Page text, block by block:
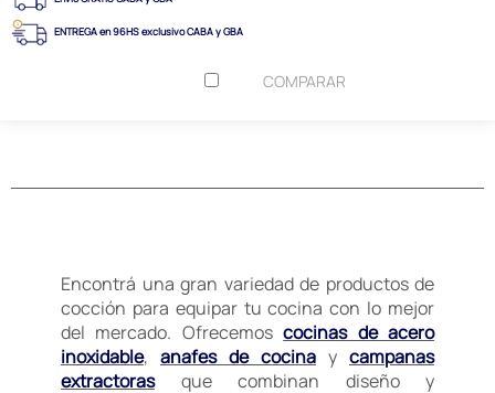
ENTREGA en 96HS exclusivo CABA y GBA
COMPARAR
Encontrá una gran variedad de productos de
cocción para equipar tu cocina con lo mejor
del mercado. Ofrecemoscocinas de acero
inoxidable, anafes de cocina y campanas
extractorasque combinan diseño y